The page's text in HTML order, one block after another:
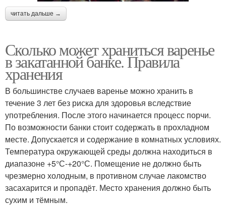
читать дальше →
Сколько может храниться варенье
в закатанной банке. Правила
хранения
В большинстве случаев варенье можно хранить в
течение 3 лет без риска для здоровья вследствие
употребления. После этого начинается процесс порчи.
По возможности банки стоит содержать в прохладном
месте. Допускается и содержание в комнатных условиях.
Температура окружающей среды должна находиться в
диапазоне +5°С-+20°С. Помещение не должно быть
чрезмерно холодным, в противном случае лакомство
засахарится и пропадёт. Место хранения должно быть
сухим и тёмным.